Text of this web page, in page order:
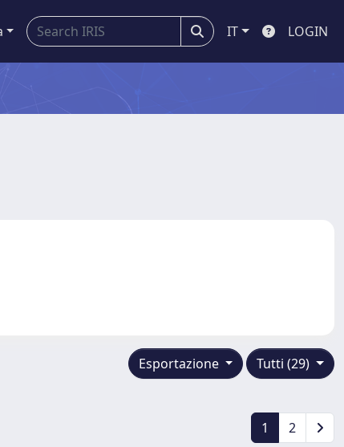
IT LOGIN
Tutti (29)
Esportazione
1 2